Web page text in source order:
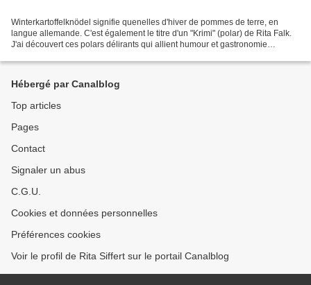
Winterkartoffelknödel signifie quenelles d'hiver de pommes de terre, en
langue allemande. C'est également le titre d'un "Krimi" (polar) de Rita Falk.
J'ai découvert ces polars délirants qui allient humour et gastronomie
Hébergé par Canalblog
Top articles
Pages
Contact
Signaler un abus
C.G.U.
Cookies et données personnelles
Préférences cookies
Voir le profil de Rita Siffert sur le portail Canalblog